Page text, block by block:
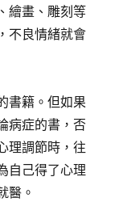
繪畫、雕刻等
不良情緒就會
籍。但如果
病症的書，否
理調節時，往
自己得了心理
醫。